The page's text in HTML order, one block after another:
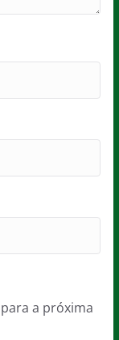
a próxima